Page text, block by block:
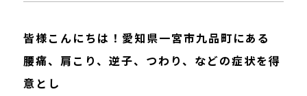
皆様こんにちは！愛知県一宮市九品町にある
腰痛、肩こり、逆子、つわり、などの症状を得
意とし